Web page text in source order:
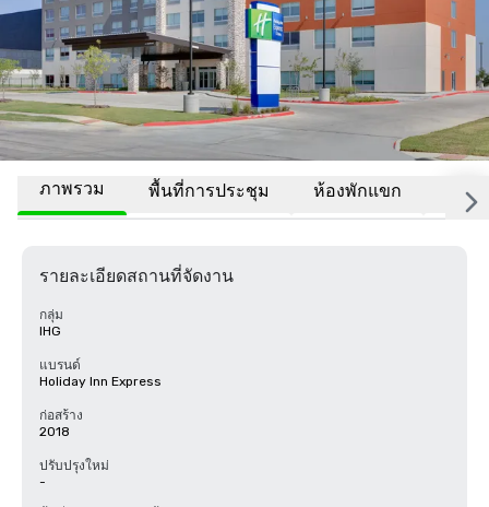
ภาพรวม พื้นที่การประชุม ห้องพักแขก สถา
รายละเอียดสถานที่จัดงาน
กลุ่ม
IHG
แบรนด์
Holiday Inn Express
ก่อสร้าง
2018
ปรับปรุงใหม่
-